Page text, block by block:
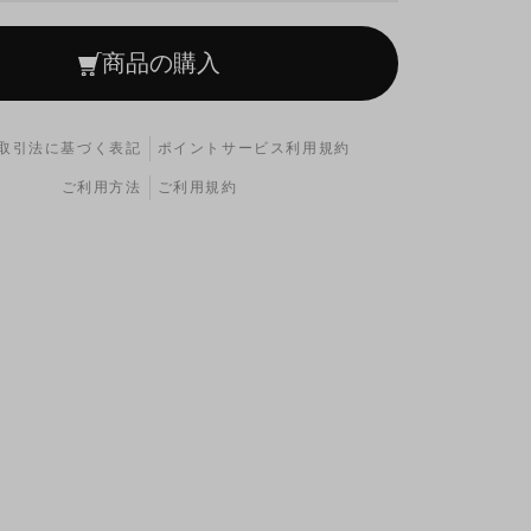
商品の購入
引法に基づく表記 ポイントサービス利用規約
ご利用方法 ご利用規約